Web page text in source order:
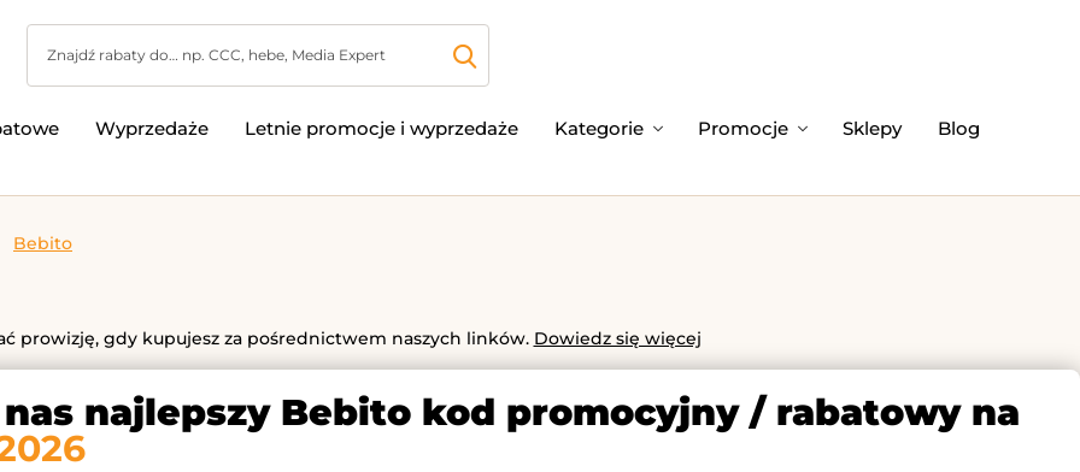
Wyprzedaże Letnie promocje i wyprzedaże Kategorie Promocje Sklepy Blog
Bebito
prowizję, gdy kupujesz za pośrednictwem naszych linków. Dowiedz się więcej
najlepszy Bebito kod promocyjny / rabatowy na